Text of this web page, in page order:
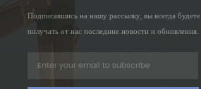
Подписавшись на нашу рассылку, вы всегда будете
получать от нас последние новости и обновления.